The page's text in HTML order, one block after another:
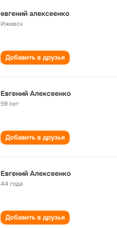
евгений алексеенко
Ижевск
Добавить в друзья
Евгений Алексеенко
59 лет
Добавить в друзья
Евгений Алексеенко
44 года
Добавить в друзья